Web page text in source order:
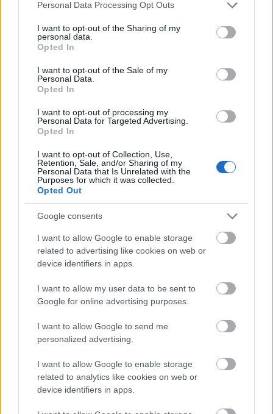
Please note that this website/app uses one or more Google
not limited to your visit or usage behaviour. You may click to
grant or deny consent to Google and its third-party tags to
use your data for below specified purposes in below Google
consent section.
Personal Data Processing Opt Outs
I want to opt-out of the Sharing of my
personal data.
Opted In
I want to opt-out of the Sale of my
Personal Data.
Opted In
I want to opt-out of processing my
Personal Data for Targeted Advertising.
Opted In
I want to opt-out of Collection, Use,
Retention, Sale, and/or Sharing of my
Personal Data that Is Unrelated with the
Purposes for which it was collected.
Opted Out
Google consents
I want to allow Google to enable storage
related to advertising like cookies on web or
device identifiers in apps.
I want to allow my user data to be sent to
Google for online advertising purposes.
I want to allow Google to send me
personalized advertising.
I want to allow Google to enable storage
related to analytics like cookies on web or
device identifiers in apps.
megszerezni a dobozokat, de az erre irányuló
Forrás:MTI
USA Zene Rock Aukció